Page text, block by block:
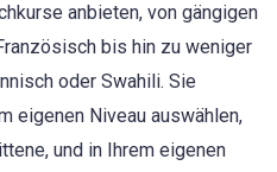
anbieten, von gängigen
bis hin zu weniger
oder Swahili. Sie
eigenen Niveau auswählen,
und in Ihrem eigenen